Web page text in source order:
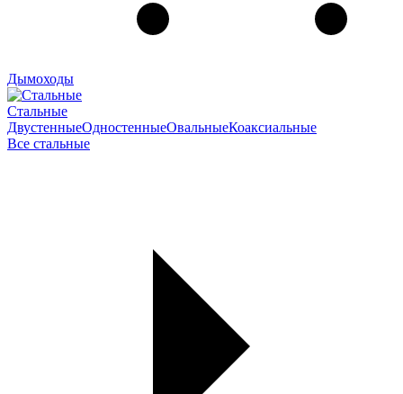
Дымоходы
Стальные
ДвустенныеОдностенныеОвальныеКоаксиальные
Все стальные